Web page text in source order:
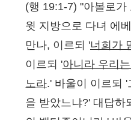
(행 19:1-7) "아볼로가
윗 지방으로 다녀 에
만나, 이르되 '너희가
이르되 '아니라 우리
노라.' 바울이 이르되
을 받았느냐?' 대답하